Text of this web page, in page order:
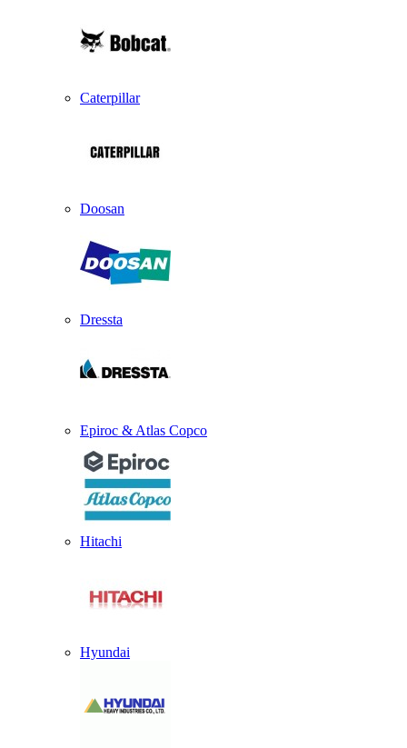
Caterpillar
Doosan
Dressta
Epiroc & Atlas Copco
Hitachi
Hyundai